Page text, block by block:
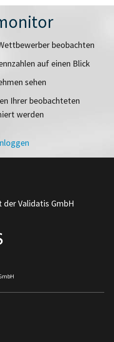
beobachten
auf einen Blick
sehen
Ihrer beobachteten
werden
Validatis GmbH